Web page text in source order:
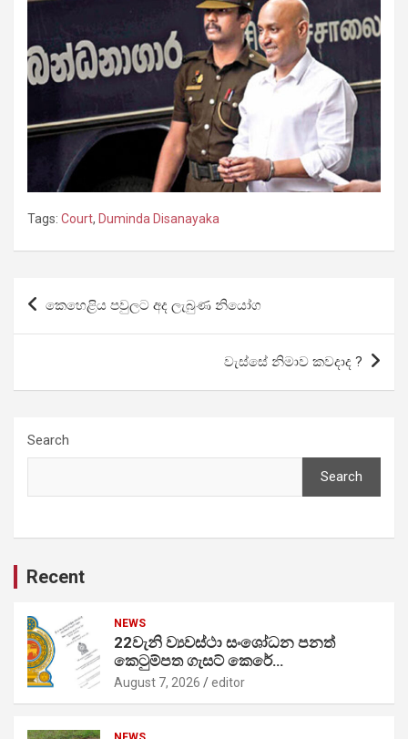
Tags: Court, Duminda Disanayaka
Post
navigation
කෙහෙළිය පවුලට අද ලැබුණ නියෝග
වැස්සේ නිමාව කවදාද ?
Search
Search
Recent
NEWS
22වැනි ව්‍යවස්ථා සංශෝධන පනත්
කෙටුම්පත ගැසට් කෙරේ…
August 7, 2026 editor